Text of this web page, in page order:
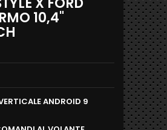
10,4"
ANDROID 9